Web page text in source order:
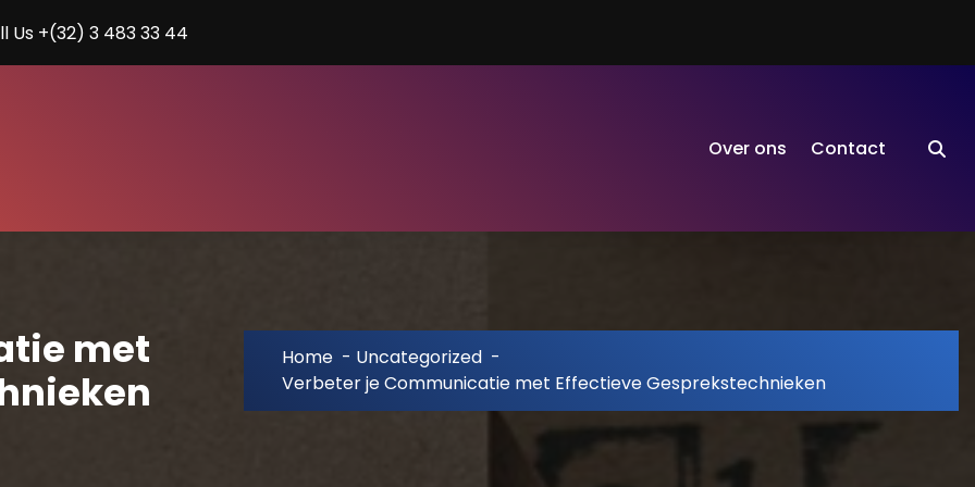
Us +(32) 3 483 33 44
Over ons Contact
met
Home - Uncategorized -
Verbeter je Communicatie met Effectieve Gesprekstechnieken